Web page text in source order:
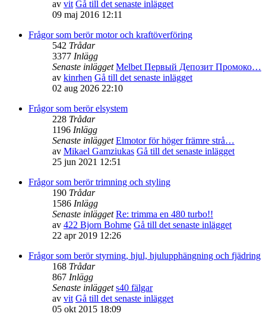
av vit Gå till det senaste inlägget
09 maj 2016 12:11
Frågor som berör motor och kraftöverföring
542 Trådar
3377 Inlägg
Senaste inlägget Melbet Первый Депозит Промоко…
av kinrhen Gå till det senaste inlägget
02 aug 2026 22:10
Frågor som berör elsystem
228 Trådar
1196 Inlägg
Senaste inlägget Elmotor för höger främre strå…
av Mikael Gamziukas Gå till det senaste inlägget
25 jun 2021 12:51
Frågor som berör trimning och styling
190 Trådar
1586 Inlägg
Senaste inlägget Re: trimma en 480 turbo!!
av 422 Bjorn Bohme Gå till det senaste inlägget
22 apr 2019 12:26
Frågor som berör styrning, hjul, hjulupphängning och fjädring
168 Trådar
867 Inlägg
Senaste inlägget s40 fälgar
av vit Gå till det senaste inlägget
05 okt 2015 18:09